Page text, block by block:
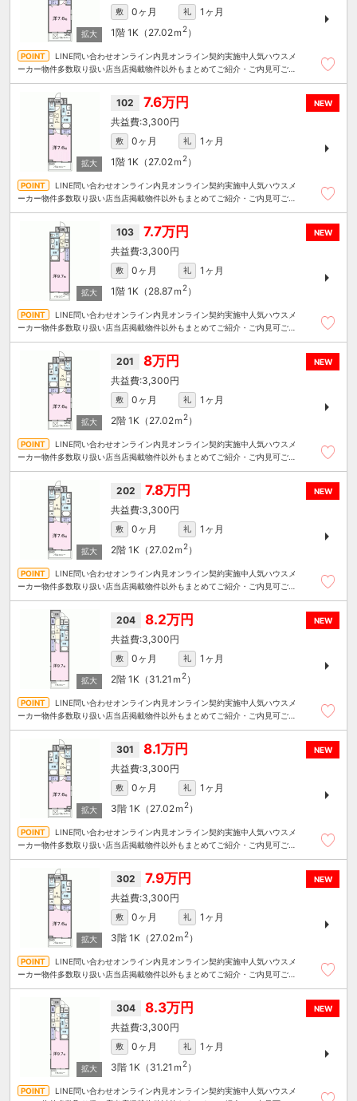
敷 0ヶ月 礼
1ヶ月
1階 1K（27.02ｍ 2）
LINE問い合わせオンライン内見オンライン契約実施中人気ハウスメ
ーカー物件多数取り扱い店当店掲載物件以外もまとめてご紹介・ご内見可ご予
NEW
102 7.6万円
3,300円
敷 0ヶ月 礼
1ヶ月
1階 1K（27.02ｍ 2）
LINE問い合わせオンライン内見オンライン契約実施中人気ハウスメ
ーカー物件多数取り扱い店当店掲載物件以外もまとめてご紹介・ご内見可ご予
NEW
103 7.7万円
3,300円
敷 0ヶ月 礼
1ヶ月
1階 1K（28.87ｍ 2）
LINE問い合わせオンライン内見オンライン契約実施中人気ハウスメ
ーカー物件多数取り扱い店当店掲載物件以外もまとめてご紹介・ご内見可ご予
NEW
201 8万円
3,300円
敷 0ヶ月 礼
1ヶ月
2階 1K（27.02ｍ 2）
LINE問い合わせオンライン内見オンライン契約実施中人気ハウスメ
ーカー物件多数取り扱い店当店掲載物件以外もまとめてご紹介・ご内見可ご予
NEW
202 7.8万円
3,300円
敷 0ヶ月 礼
1ヶ月
2階 1K（27.02ｍ 2）
LINE問い合わせオンライン内見オンライン契約実施中人気ハウスメ
ーカー物件多数取り扱い店当店掲載物件以外もまとめてご紹介・ご内見可ご予
NEW
204 8.2万円
3,300円
敷 0ヶ月 礼
1ヶ月
2階 1K（31.21ｍ 2）
LINE問い合わせオンライン内見オンライン契約実施中人気ハウスメ
ーカー物件多数取り扱い店当店掲載物件以外もまとめてご紹介・ご内見可ご予
NEW
301 8.1万円
3,300円
敷 0ヶ月 礼
1ヶ月
3階 1K（27.02ｍ 2）
LINE問い合わせオンライン内見オンライン契約実施中人気ハウスメ
ーカー物件多数取り扱い店当店掲載物件以外もまとめてご紹介・ご内見可ご予
NEW
302 7.9万円
3,300円
敷 0ヶ月 礼
1ヶ月
3階 1K（27.02ｍ 2）
LINE問い合わせオンライン内見オンライン契約実施中人気ハウスメ
ーカー物件多数取り扱い店当店掲載物件以外もまとめてご紹介・ご内見可ご予
NEW
304 8.3万円
3,300円
敷 0ヶ月 礼
1ヶ月
3階 1K（31.21ｍ 2）
LINE問い合わせオンライン内見オンライン契約実施中人気ハウスメ